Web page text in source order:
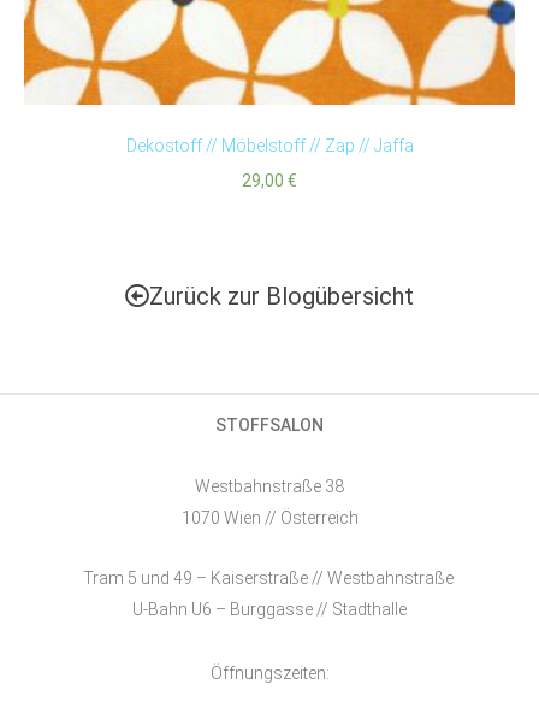
Dekostoff // Möbelstoff // Zap // Jaffa
29,00 €
Zurück zur Blogübersicht
STOFFSALON
Westbahnstraße 38
1070 Wien // Österreich
Tram 5 und 49 – Kaiserstraße // Westbahnstraße
U-Bahn U6 – Burggasse // Stadthalle
Öffnungszeiten: